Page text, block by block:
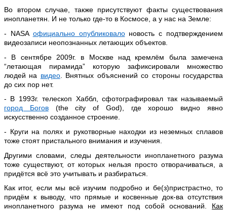
Во втором случае, также присутствуют факты существования
инопланетян. И не только где-то в Космосе, а у нас на Земле:
- NASA официально опубликовалоновость с подтверждением
видеозаписи неопознанных летающих объектов.
- В сентябре 2009г. в Москве над кремлём была замечена
“летающая пирамида” которую зафиксировали множество
людей на видео. Внятных объяснений со стороны государства
до сих пор нет.
- В 1993г. телескоп Хаббл, сфотографировал так называемый
город Богов(the city of God), где хорошо видно явно
искусственно созданное строение.
- Круги на полях и рукотворные находки из неземных сплавов
тоже стоят пристального внимания и изучения.
Другими словами, следы деятельности инопланетного разума
тоже существуют, от которых нельзя просто отворачиваться, а
придётся всё это учитывать и разбираться.
Как итог, если мы всё изучим подробно и бе(з)пристрастно, то
придём к выводу, что прямые и косвенные док-ва отсутствия
инопланетного разума не имеют под собой оснований. Как